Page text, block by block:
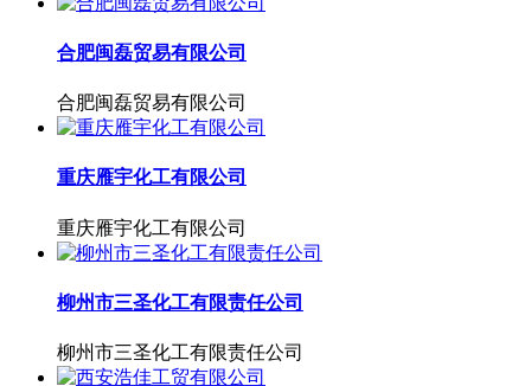
合肥闽磊贸易有限公司
合肥闽磊贸易有限公司
重庆雁宇化工有限公司
重庆雁宇化工有限公司
柳州市三圣化工有限责任公司
柳州市三圣化工有限责任公司